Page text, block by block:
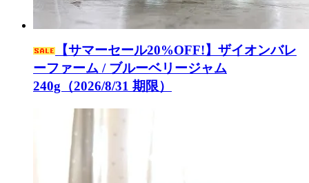
【サマーセール20%OFF!】ザイオンバレ
ーファーム / ブルーベリージャム
240g（2026/8/31 期限）